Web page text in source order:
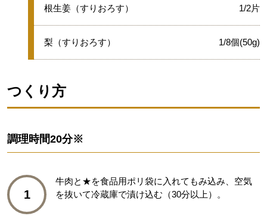
★
根生姜（すりおろす） 1/2片
★
梨（すりおろす） 1/8個(50g)
つくり方
調理時間20分※
1
牛肉と★を食品用ポリ袋に入れてもみ込み、空気
を抜いて冷蔵庫で漬け込む（30分以上）。